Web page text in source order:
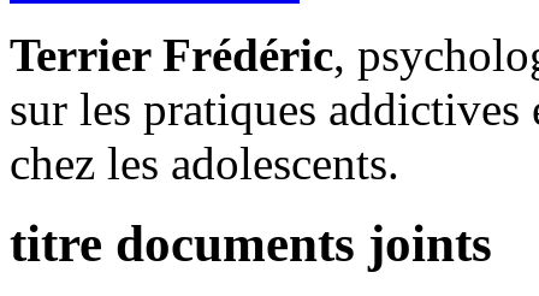
Terrier Frédéric,
sur les pratiques addictives
chez les adolescents.
titre documents joints